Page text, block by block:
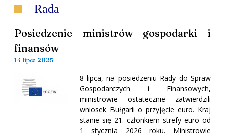
Rada
Posiedzenie ministrów gospodarki i
finansów
14 lipca 2025
8 lipca, na posiedzeniu Rady do Spraw
Gospodarczych i Finansowych,
ministrowie ostatecznie zatwierdzili
wniosek Bułgarii o przyjęcie euro. Kraj
stanie się 21. członkiem strefy euro od
1 stycznia 2026 roku. Ministrowie